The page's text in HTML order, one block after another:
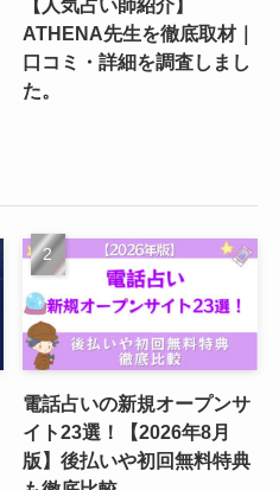
ATHENA先生を徹底取材｜
口コミ・詳細を調査しまし
た。
電話占いの新規オープンサ
イト23選！【2026年8月
版】後払いや初回無料特典